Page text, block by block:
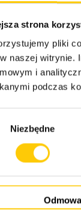
strona
pliki
naszej witrynie.
i
podczas
Niezbędne
Odmowa